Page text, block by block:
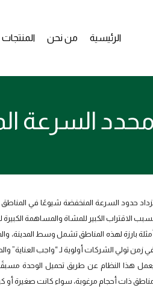
الرئيسية من نحن المنتجات
محدد السرعة
حدود السرعة المنخفضة شيوعًا في
الاقتراب الكبير للمشاة والمساهمة
بارزة لهذه المناطق تشمل وسط المدينة،
زمن تولي الشركات أولوية لـ “واجب العناية”
هذا النظام عن طريق تحميل الوحدة مسبقًا
ذات أحجام مرغوبة، سواء كانت صغيرة أو